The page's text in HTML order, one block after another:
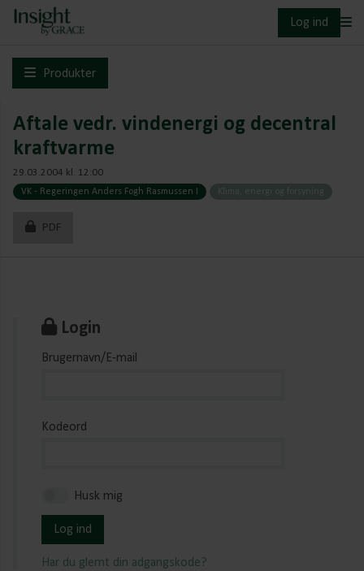
Log ind
Produkter
Aftale vedr. vindenergi og decentral
kraftvarme
29.03.2004 kl. 12:00
VK - Regeringen Anders Fogh Rasmussen I Klima, energi og forsyning
PDF
Login
Brugernavn/E-mail
Kodeord
Husk mig
Log ind
Har du glemt din adgangskode?